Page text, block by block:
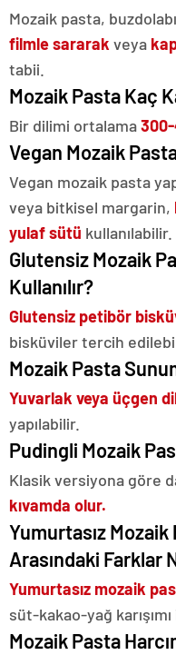
Mozaik pasta,
filmle sararak veya
tabii.
Mozaik Pasta Kaç
Bir dilimi ortalama
Vegan Mozaik Pasta
Vegan mozaik pasta
veya bitkisel margarin,
yulaf sütü kullanılabilir.
Glutensiz Mozaik
Kullanılır?
Glutensiz petibör
bisküviler tercih
Mozaik Pasta
Yuvarlak veya üçgen
yapılabilir.
Pudingli Mozaik
Klasik versiyona göre
kıvamda olur.
Yumurtasız
Arasındaki Farklar
Yumurtasız mozaik
süt-kakao-yağ karışımı
Mozaik Pasta